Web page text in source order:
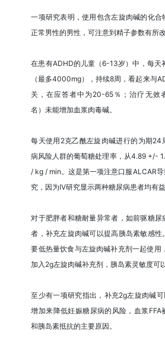
一项研究表明，使用包含左旋肉碱的化
正常男性的男性，可注意到精子参数有所改
在患有ADHD的儿童（6-13岁）中，每天
（最多4000mg），持续8周，看起来与
关，在应答者中为20-65％；治疗无效
名）未能增加血浆肉毒碱。
每天使用2克乙酰左旋肉碱进行的为期24
病风险人群的葡萄糖处理率，从4.89 +/-
/ kg / min。这是第一项注意口服ALCAR
究，因为IV研究显示两种糖尿病患者均有益
对于肥胖者和糖耐量异常者，如前驱糖尿
者，补充左旋肉碱可以提高胰岛素敏感
要低热量饮食与左旋肉碱补充剂一起使用
加入2g左旋肉碱补充剂，胰岛素灵敏度可
至少有一项研究指出，补充2g左旋肉碱
增加来降低妊娠糖尿病的风险，血浆FFA
和胰岛素抵抗的主要原因。